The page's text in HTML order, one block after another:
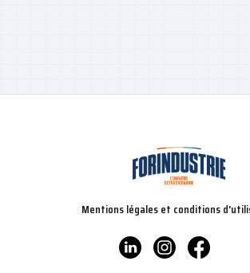
Mentions légales et conditions